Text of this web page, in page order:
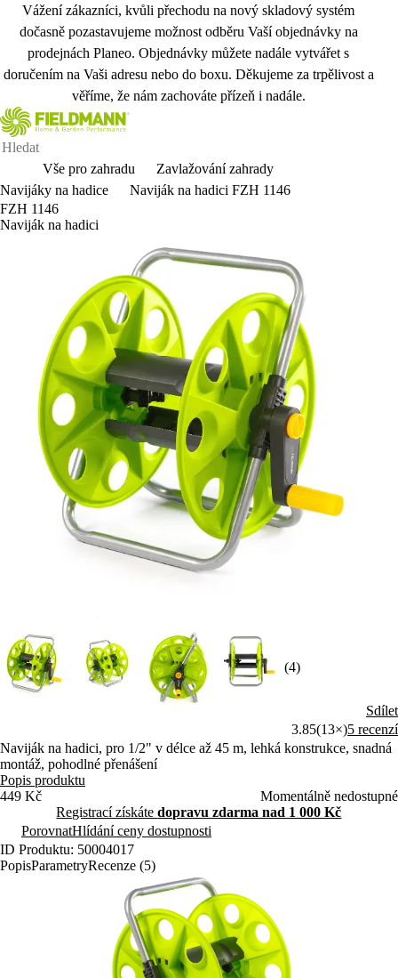
Vážení zákazníci, kvůli přechodu na nový skladový systém
dočasně pozastavujeme možnost odběru Vaší objednávky na
prodejnách Planeo. Objednávky můžete nadále vytvářet s
doručením na Vaši adresu nebo do boxu. Děkujeme za trpělivost a
věříme, že nám zachováte přízeň i nadále.
Vše pro zahradu
Zavlažování zahrady
Navijáky na hadice
Naviják na hadici FZH 1146
FZH 1146
Naviják na hadici
(4)
Sdílet
3.85(13×)5 recenzí
Naviják na hadici, pro 1/2" v délce až 45 m, lehká konstrukce, snadná
montáž, pohodlné přenášení
Popis produktu
449 Kč
Momentálně nedostupné
Registrací získátedopravu zdarma nad 1 000 Kč
PorovnatHlídání ceny dostupnosti
ID Produktu: 50004017
PopisParametryRecenze (5)